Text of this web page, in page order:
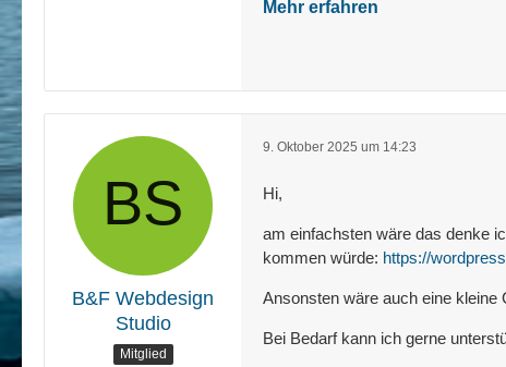
Mehr erfahren
B&F Webdesign
Studio
Mitglied
9. Oktober 2025 um 14:23
Hi,
am einfachsten wäre das denke
kommen würde: https://
Ansonsten wäre auch eine
Bei Bedarf kann ich gerne